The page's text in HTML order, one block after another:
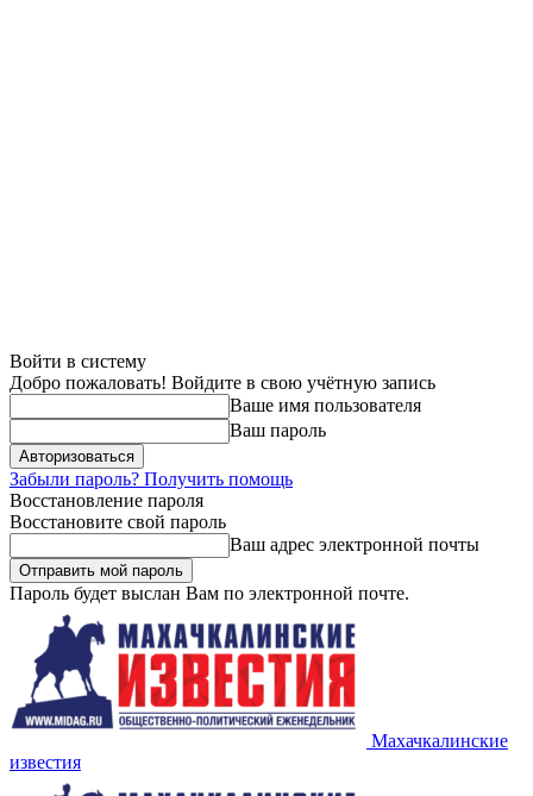
Войти в систему
Добро пожаловать! Войдите в свою учётную запись
Ваше имя пользователя
Ваш пароль
Забыли пароль? Получить помощь
Восстановление пароля
Восстановите свой пароль
Ваш адрес электронной почты
Пароль будет выслан Вам по электронной почте.
Махачкалинские
известия